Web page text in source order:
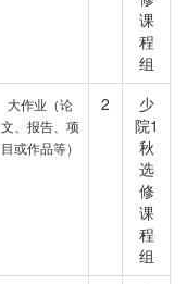
课
程
组
大作业（论
文、报告、项
目或作品等）
2
少
院1
秋
选
修
课
程
组